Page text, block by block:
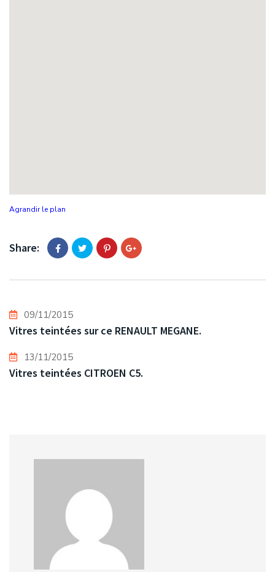
Agrandir le plan
Share:
09/11/2015
Vitres teintées sur ce RENAULT MEGANE.
13/11/2015
Vitres teintées CITROEN C5.